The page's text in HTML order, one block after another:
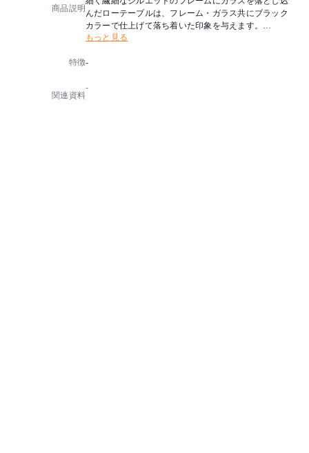
商品説明 んだローテーブルは、フレーム・ガラス共にブラック
カラーで仕上げて落ち着いた印象を与えます。
静かにゆったりとした時間を楽しむ空間で使っていた
・別色：不可
もっと見る
特徴-
関連資料
-